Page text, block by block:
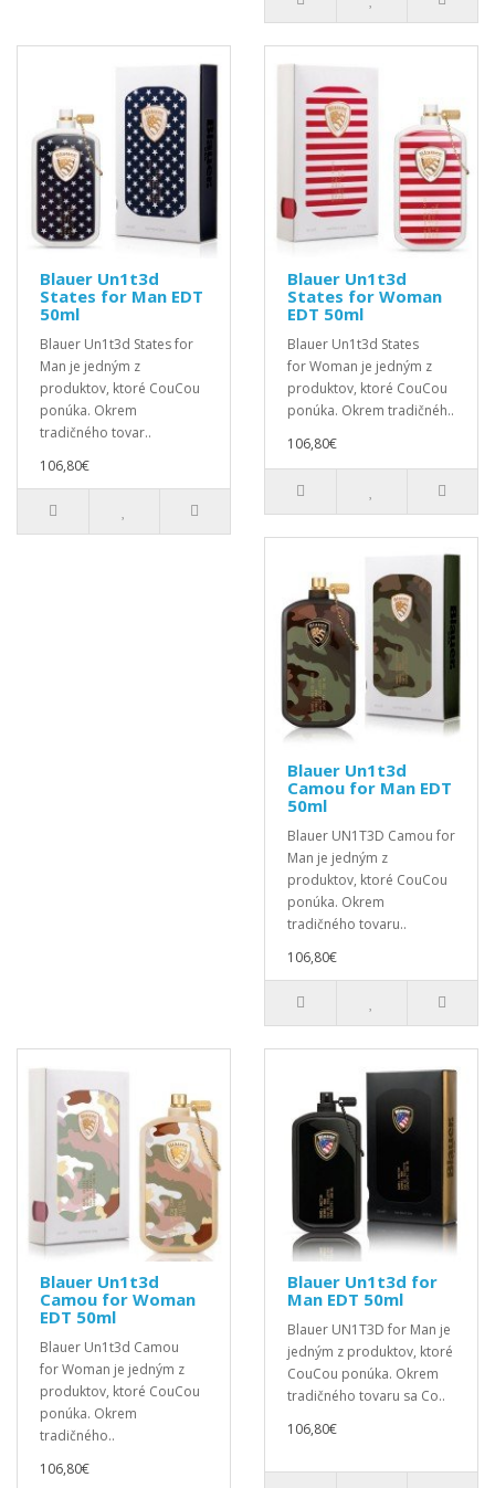
Blauer Un1t3d
States for Man EDT
50ml
Blauer Un1t3d States for
Man je jedným z
produktov, ktoré CouCou
ponúka. Okrem
tradičného tovar..
106,80€
Blauer Un1t3d
States for Woman
EDT 50ml
Blauer Un1t3d States
for Woman je jedným z
produktov, ktoré CouCou
ponúka. Okrem tradičnéh..
106,80€
Blauer Un1t3d
Camou for Man EDT
50ml
Blauer UN1T3D Camou for
Man je jedným z
produktov, ktoré CouCou
ponúka. Okrem
tradičného tovaru..
106,80€
Blauer Un1t3d
Camou for Woman
EDT 50ml
Blauer Un1t3d Camou
for Woman je jedným z
produktov, ktoré CouCou
ponúka. Okrem
tradičného..
106,80€
Blauer Un1t3d for
Man EDT 50ml
Blauer UN1T3D for Man je
jedným z produktov, ktoré
CouCou ponúka. Okrem
tradičného tovaru sa Co..
106,80€